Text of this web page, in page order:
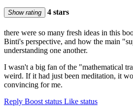
Show rating 4 stars
there were so many fresh ideas in this
Binti's perspective, and how the main
understanding one another.
I wasn't a big fan of the "mathematical
weird. If it had just been meditation, it
convincing for me.
Reply Boost status Like status